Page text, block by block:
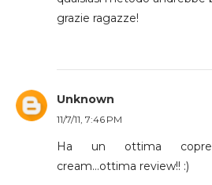
grazie ragazze!
Unknown
11/7/11, 7:46 PM
Ha un ottima
cream...ottima review!! :)